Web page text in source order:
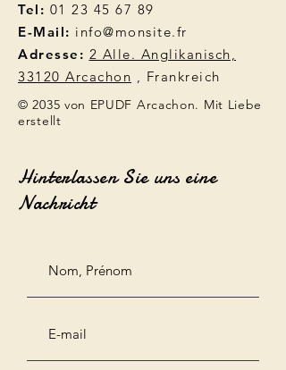
Tel: 01 23 45 67 89
E-Mail: info@monsite.fr
Adresse: 2 Alle. Anglikanisch,
33120 Arcachon , Frankreich
© 2035 von EPUDF Arcachon. Mit Liebe
erstellt
Hinterlassen Sie uns eine
Nachricht